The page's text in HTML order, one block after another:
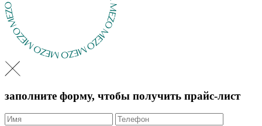
заполните форму, чтобы получить прайс-лист